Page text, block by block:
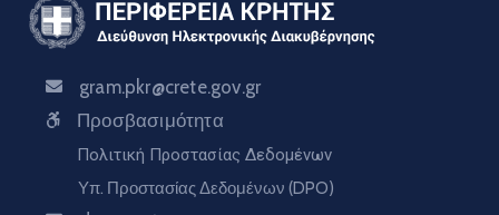
gram.pkr@crete.gov.gr
Προσβασιμότητα
Πολιτική Προστασίας Δεδομένων
Υπ. Προστασίας Δεδομένων (DPO)